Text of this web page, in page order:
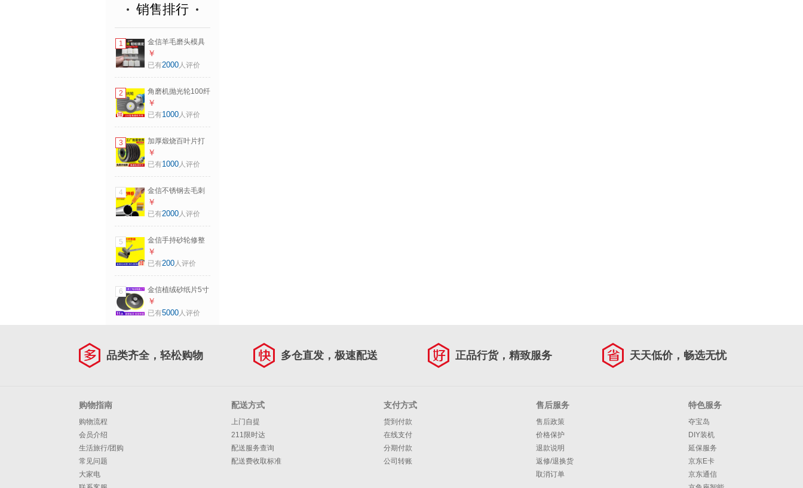
销售排行
1
金信羊毛磨头模具
镜面抛光轮3mm柄
羊毛轮打磨头T型羊
柱】一包
￥
已有2000人评价
2
角磨机抛光轮100纤
维轮不锈钢抛光轮
金属拉丝轮磨光机
度
￥
已有1000人评价
3
加厚煅烧百叶片打
磨片100抛光片砂布
轮手磨机不锈钢角
￥
已有1000人评价
4
金信不锈钢去毛刺
刮刀手动修边器刀
片毛刺修边刀工具
盒10片】不含刀柄
￥
已有2000人评价
5
金信手持砂轮修整
器台式砂轮机砂轮
片修正金刚石修平
￥
已有200人评价
6
金信植绒砂纸片5寸
125mm气动打磨机
干磨沙纸木铝打磨
寸电动吸盘2个【螺
￥
已有5000人评价
品类齐全，轻松购物 多仓直发，极速配送 正品行货，精致服务 天天低价，畅选无忧
购物指南
购物流程
会员介绍
生活旅行/团购
常见问题
大家电
配送方式
上门自提
211限时达
配送服务查询
配送费收取标准
支付方式
货到付款
在线支付
分期付款
公司转账
售后服务
售后政策
价格保护
退款说明
返修/退换货
取消订单
特色服务
夺宝岛
DIY装机
延保服务
京东E卡
京东通信